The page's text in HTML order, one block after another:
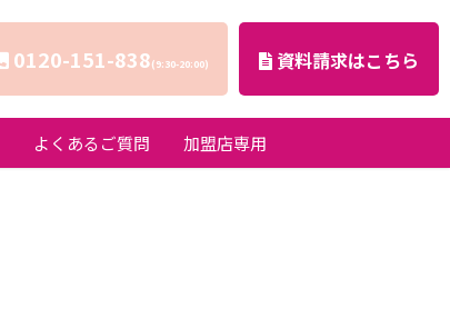
よくあるご質問 加盟店専用
資料請求はこちら
0120-151-838(9:30-20:00)